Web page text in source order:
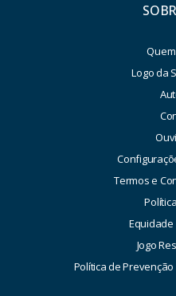
Logo da
Termos e
Equidade
Jogo
Política de